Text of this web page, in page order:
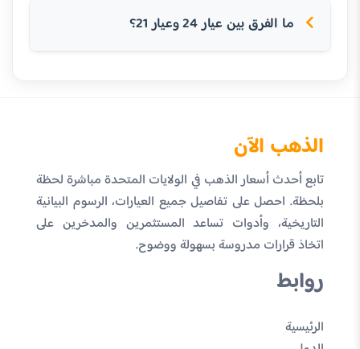
ما الفرق بين عيار 24 وعيار 21؟
الذهب الآن
تابع أحدث أسعار الذهب في الولايات المتحدة مباشرة لحظة
بلحظة. احصل على تفاصيل جميع العيارات، الرسوم البيانية
التاريخية، وأدوات تساعد المستثمرين والمدخرين على
اتخاذ قرارات مدروسة بسهولة ووضوح.
روابط
الرئيسية